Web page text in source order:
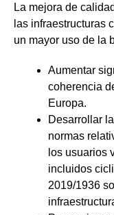
La mejora de
las infraestructuras
un mayor uso de la
Aumentar
coherencia
Europa.
Desarrollar
normas
los usuarios
incluidos
2019/1936